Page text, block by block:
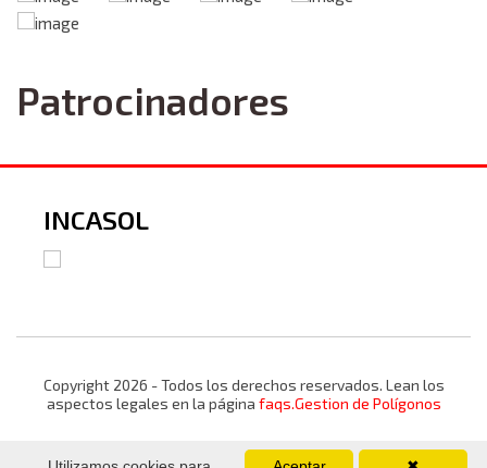
Patrocinadores
INCASOL
Copyright 2026 - Todos los derechos reservados. Lean los
aspectos legales en la página faqs.Gestion de Polígonos